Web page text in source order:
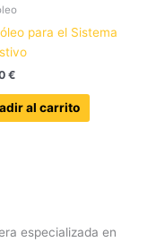
para el Sistema
€
al carrito
especializada en